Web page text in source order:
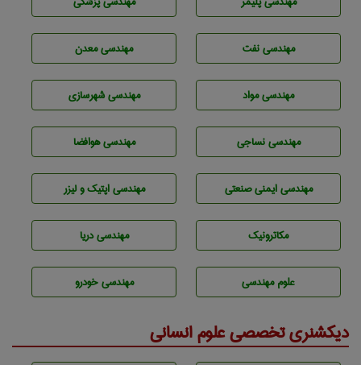
مهندسی نفت مهندسی معدن
مهندسی مواد مهندسی شهرسازی
مهندسي نساجی مهندسی هوافضا
مهندسی ایمنی صنعتی مهندسی اپتیک و لیزر
مکاترونیک مهندسی دریا
علوم مهندسی مهندسی خودرو
دیکشنری تخصصی علوم انسانی